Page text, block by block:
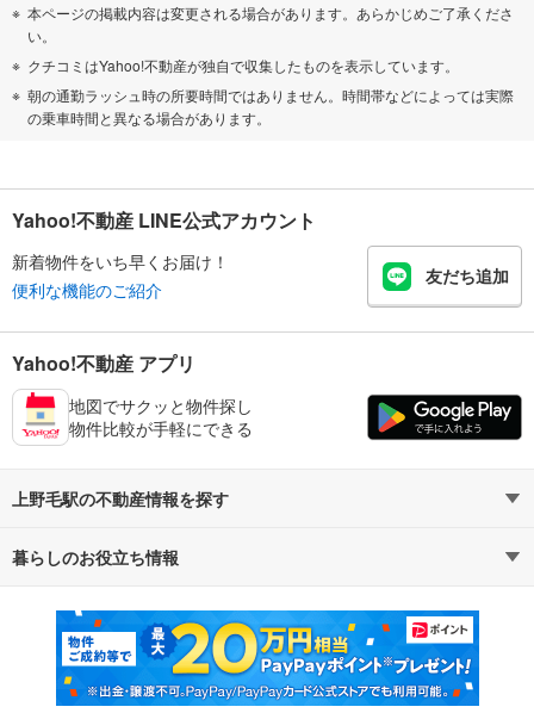
本ページの掲載内容は変更される場合があります。あらかじめご了承くださ
い。
クチコミはYahoo!不動産が独自で収集したものを表示しています。
朝の通勤ラッシュ時の所要時間ではありません。時間帯などによっては実際
の乗車時間と異なる場合があります。
Yahoo!不動産 LINE公式アカウント
新着物件をいち早くお届け！
便利な機能のご紹介
友だち追加
Yahoo!不動産 アプリ
地図でサクッと物件探し
物件比較が手軽にできる
上野毛駅の不動産情報を探す
不動産・住宅
新築マンション 中古マンション
新築一戸建て 中古一戸建て
暮らしのお役立ち情報
マンションカタログ 教えて！住まいの先生